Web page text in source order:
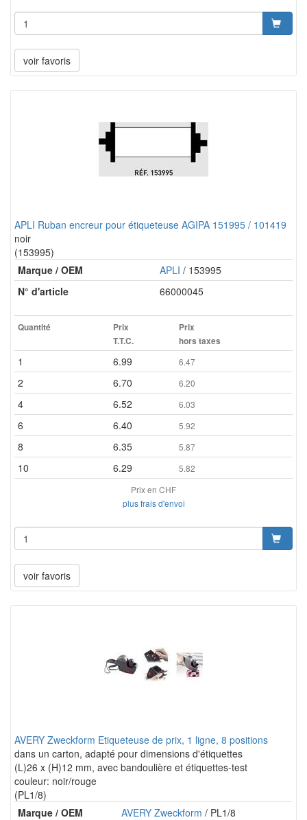
voir favoris
APLI Ruban encreur pour étiqueteuse AGIPA 151995 / 101419
noir
(153995)
Marque / OEM
APLI / 153995
N° d'article
66000045
Quantité
Prix
T.T.C.
Prix
hors taxes
1 6.99 6.47
2 6.70 6.20
4 6.52 6.03
6 6.40 5.92
8 6.35 5.87
10 6.29
5.82
Prix en CHF
plus frais d'envoi
voir favoris
AVERY Zweckform Etiqueteuse de prix, 1 ligne, 8 positions
dans un carton, adapté pour dimensions d'étiquettes
(L)26 x (H)12 mm, avec bandoulière et étiquettes-test
couleur: noir/rouge
(PL1/8)
Marque / OEM
AVERY Zweckform / PL1/8